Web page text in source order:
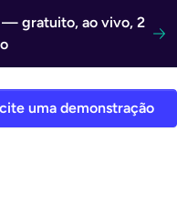
— gratuito, ao vivo, 2
uma demonstração